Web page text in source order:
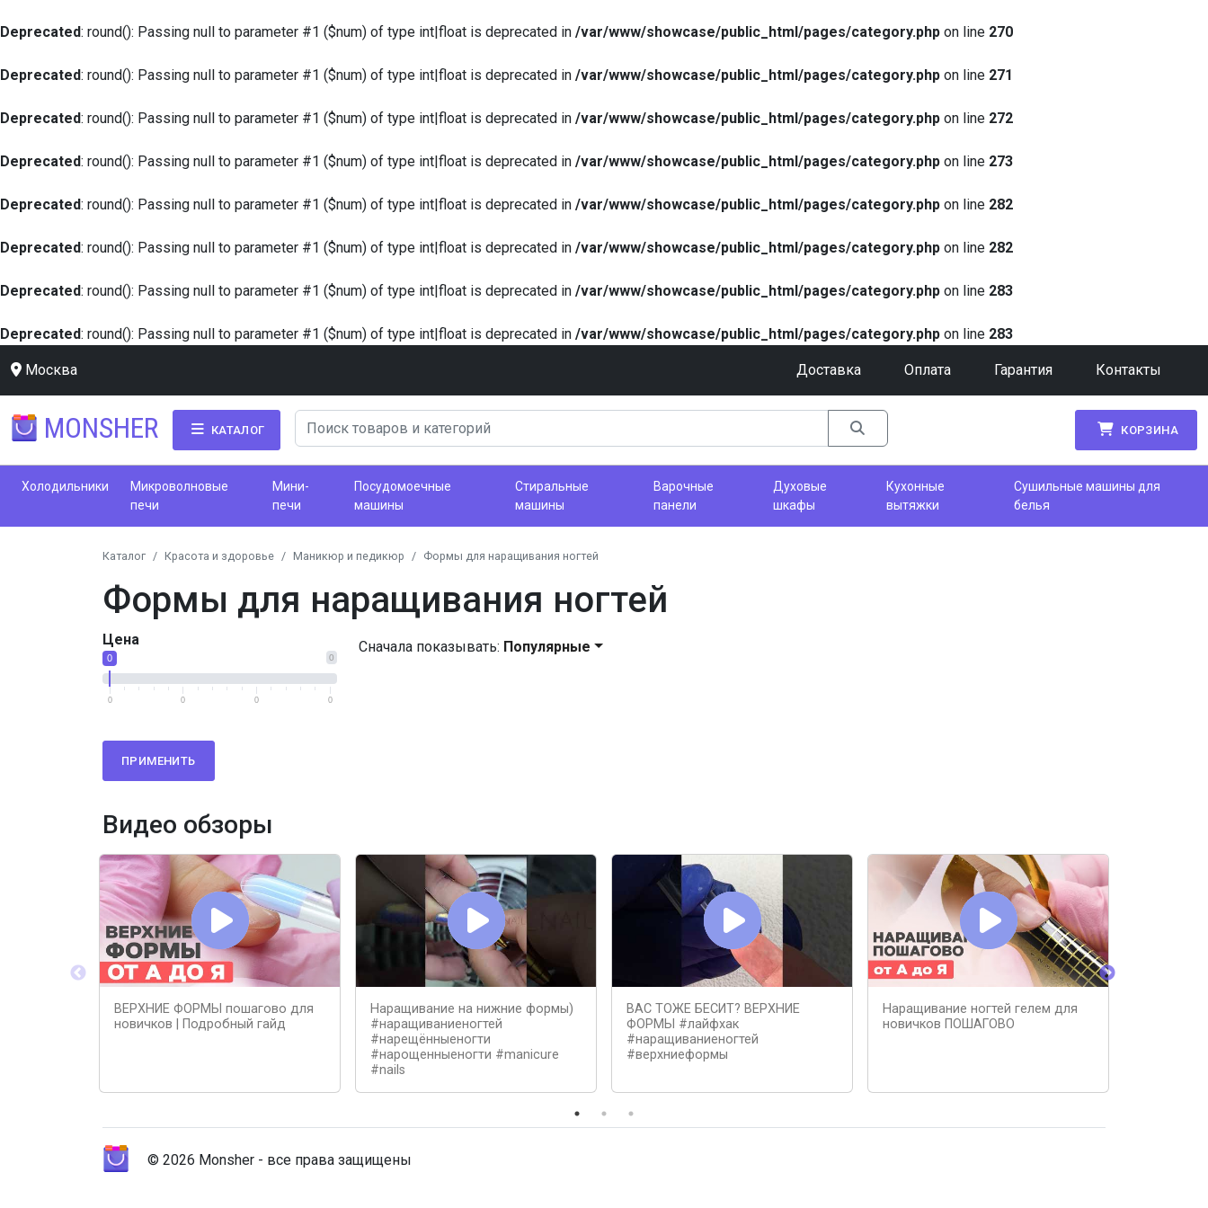
Deprecated: round(): Passing null to parameter #1 ($num) of type int|float is deprecated in /var/www/showcase/public_html/pages/category.php on line 270
Deprecated: round(): Passing null to parameter #1 ($num) of type int|float is deprecated in /var/www/showcase/public_html/pages/category.php on line 271
Deprecated: round(): Passing null to parameter #1 ($num) of type int|float is deprecated in /var/www/showcase/public_html/pages/category.php on line 272
Deprecated: round(): Passing null to parameter #1 ($num) of type int|float is deprecated in /var/www/showcase/public_html/pages/category.php on line 273
Deprecated: round(): Passing null to parameter #1 ($num) of type int|float is deprecated in /var/www/showcase/public_html/pages/category.php on line 282
Deprecated: round(): Passing null to parameter #1 ($num) of type int|float is deprecated in /var/www/showcase/public_html/pages/category.php on line 282
Deprecated: round(): Passing null to parameter #1 ($num) of type int|float is deprecated in /var/www/showcase/public_html/pages/category.php on line 283
Deprecated: round(): Passing null to parameter #1 ($num) of type int|float is deprecated in /var/www/showcase/public_html/pages/category.php on line 283
Москва Доставка Оплата Гарантия Контакты
MONSHER КАТАЛОГ КОРЗИНА
Холодильники
Микроволновые
печи
Мини-
печи
Посудомоечные
машины
Стиральные
машины
Варочные
панели
Духовые
шкафы
Кухонные
вытяжки
Сушильные машины для
белья
Каталог Красота и здоровье Маникюр и педикюр Формы для наращивания ногтей
Формы для наращивания ногтей
Цена
0
0
0 0 0 0
ПРИМЕНИТЬ
Сначала показывать: Популярные
Видео обзоры
ВЕРХНИЕ ФОРМЫ пошагово для
новичков | Подробный гайд
Наращивание на нижние формы)
#наращиваниеногтей
#нарещённыеногти
#нарощенныеногти #manicure
#nails
ВАС ТОЖЕ БЕСИТ? ВЕРХНИЕ
ФОРМЫ #лайфхак
#наращиваниеногтей
#верхниеформы
Наращивание ногтей гелем для
новичков ПОШАГОВО
© 2026 Monsher - все права защищены